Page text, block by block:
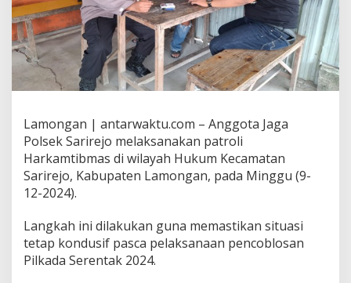
Lamongan | antarwaktu.com – Anggota Jaga
Polsek Sarirejo melaksanakan patroli
Harkamtibmas di wilayah Hukum Kecamatan
Sarirejo, Kabupaten Lamongan, pada Minggu (9-
12-2024).
Langkah ini dilakukan guna memastikan situasi
tetap kondusif pasca pelaksanaan pencoblosan
Pilkada Serentak 2024.